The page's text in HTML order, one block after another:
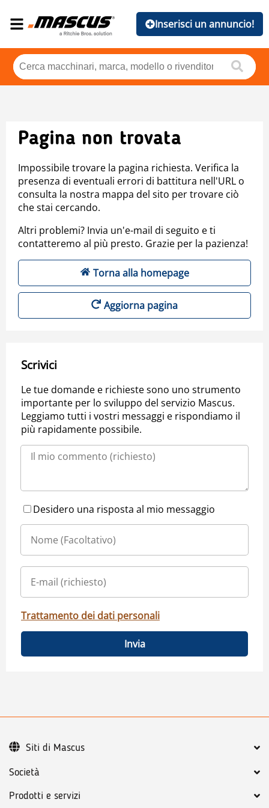
Inserisci un annuncio!
Pagina non trovata
Impossibile trovare la pagina richiesta. Verifica la
presenza di eventuali errori di battitura nell'URL o
consulta la nostra mappa del sito per trovare ciò
che stai cercando.
Altri problemi? Invia un'e-mail di seguito e ti
contatteremo al più presto. Grazie per la pazienza!
Torna alla homepage
Aggiorna pagina
Scrivici
Le tue domande e richieste sono uno strumento
importante per lo sviluppo del servizio Mascus.
Leggiamo tutti i vostri messaggi e rispondiamo il
più rapidamente possibile.
Desidero una risposta al mio messaggio
Trattamento dei dati personali
Invia
Società
Prodotti e servizi
Siti di Mascus